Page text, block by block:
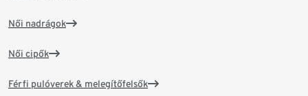
Női nadrágok
Női cipők
Férfi pulóverek & melegítőfelsők